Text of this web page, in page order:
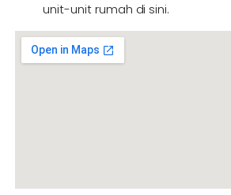
unit-unit rumah di sini.